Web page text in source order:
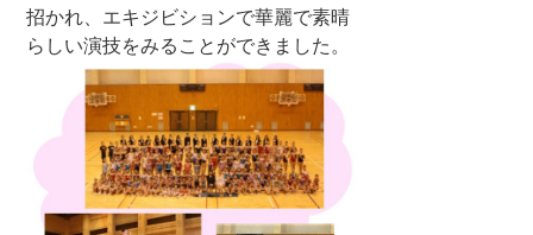
招かれ、エキジビションで華麗で素晴
らしい演技をみることができました。